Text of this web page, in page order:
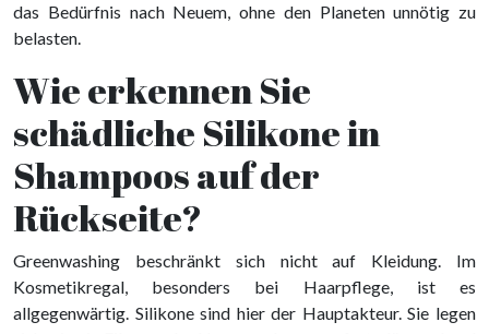
das Bedürfnis nach Neuem, ohne den Planeten unnötig zu
belasten.
Wie erkennen Sie
schädliche Silikone in
Shampoos auf der
Rückseite?
Greenwashing beschränkt sich nicht auf Kleidung. Im
Kosmetikregal, besonders bei Haarpflege, ist es
allgegenwärtig. Silikone sind hier der Hauptakteur. Sie legen